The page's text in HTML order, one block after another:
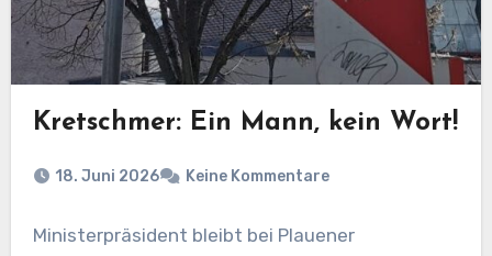
Kretschmer: Ein Mann, kein Wort!
18. Juni 2026 Keine Kommentare
Ministerpräsident bleibt bei Plauener